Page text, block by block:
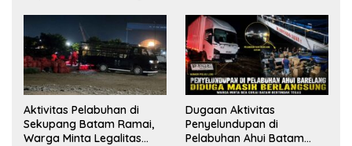
Pengecekan
Aktivitas Pelabuhan di
Sekupang Batam Ramai,
Warga Minta Legalitas
Dugaan Aktivitas
Penyelundupan di
Pelabuhan Ahui Batam